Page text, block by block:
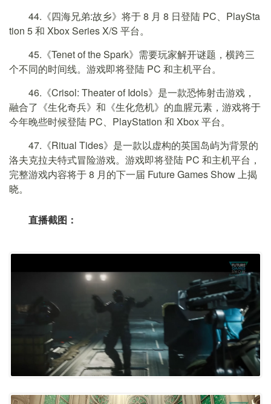
44.《四海兄弟:故乡》将于 8 月 8 日登陆 PC、PlaySta
tion 5 和 Xbox Series X/S 平台。
45.《Tenet of the Spark》需要玩家解开谜题，横跨三
个不同的时间线。游戏即将登陆 PC 和主机平台。
46.《Crisol: Theater of Idols》是一款恐怖射击游戏，
融合了《生化奇兵》和《生化危机》的血腥元素，游戏将于
今年晚些时候登陆 PC、PlayStation 和 Xbox 平台。
47.《Ritual Tides》是一款以虚构的英国岛屿为背景的
洛夫克拉夫特式冒险游戏。游戏即将登陆 PC 和主机平台，
完整游戏内容将于 8 月的下一届 Future Games Show 上揭
晓。
直播截图：